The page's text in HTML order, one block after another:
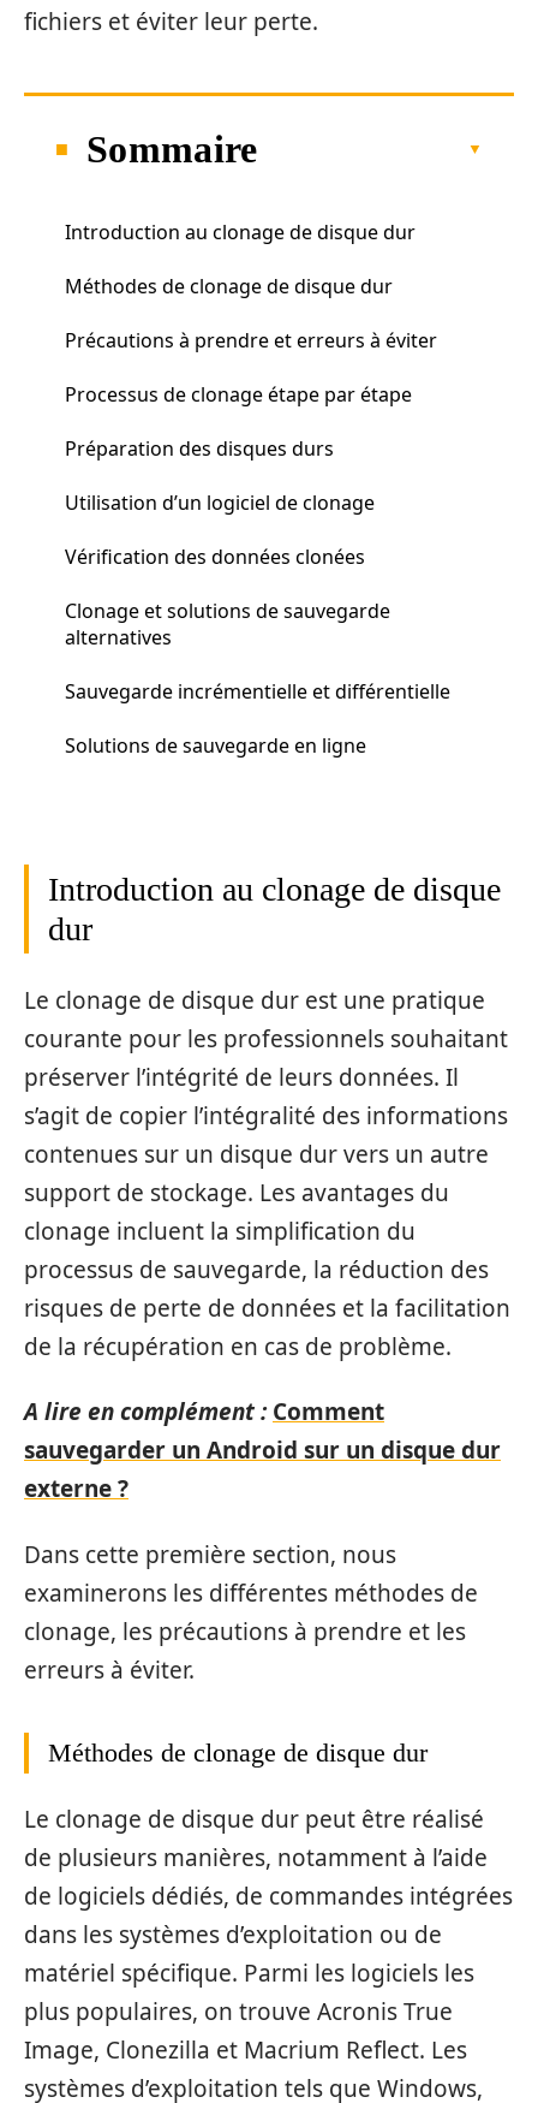
fichiers et éviter leur perte.
Sommaire
Introduction au clonage de disque dur
Méthodes de clonage de disque dur
Précautions à prendre et erreurs à éviter
Processus de clonage étape par étape
Préparation des disques durs
Utilisation d’un logiciel de clonage
Vérification des données clonées
Clonage et solutions de sauvegarde
alternatives
Sauvegarde incrémentielle et différentielle
Solutions de sauvegarde en ligne
Introduction au clonage de disque
dur
Le clonage de disque dur est une pratique
courante pour les professionnels souhaitant
préserver l’intégrité de leurs données. Il
s’agit de copier l’intégralité des informations
contenues sur un disque dur vers un autre
support de stockage. Les avantages du
clonage incluent la simplification du
processus de sauvegarde, la réduction des
risques de perte de données et la facilitation
de la récupération en cas de problème.
A lire en complément : Comment
sauvegarder un Android sur un disque dur
externe ?
Dans cette première section, nous
examinerons les différentes méthodes de
clonage, les précautions à prendre et les
erreurs à éviter.
Méthodes de clonage de disque dur
Le clonage de disque dur peut être réalisé
de plusieurs manières, notamment à l’aide
de logiciels dédiés, de commandes intégrées
dans les systèmes d’exploitation ou de
matériel spécifique. Parmi les logiciels les
plus populaires, on trouve Acronis True
Image, Clonezilla et Macrium Reflect. Les
systèmes d’exploitation tels que Windows,